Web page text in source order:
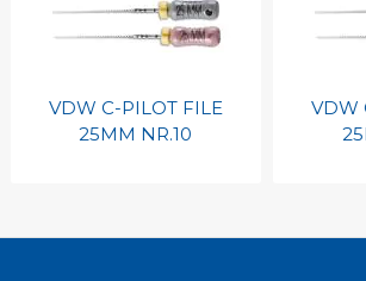
VDW C-PILOT FILE
25MM NR.10
VDW